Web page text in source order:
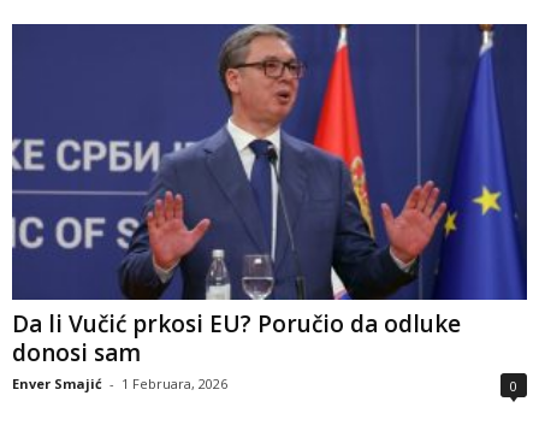
Da li Vučić prkosi EU? Poručio da odluke
donosi sam
Enver Smajić - 1 Februara, 2026 0